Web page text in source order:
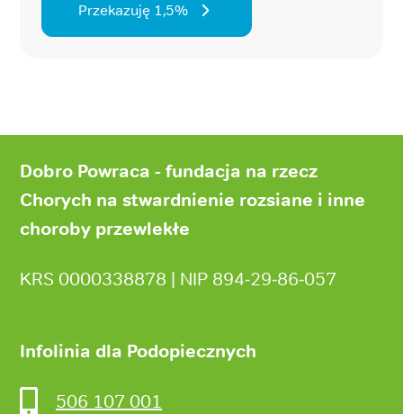
Przekazuję 1,5%
stronyDobro Powraca - fundacja na rzecz
Chorych na stwardnienie rozsiane i inne
choroby przewlekłe
KRS 0000338878 | NIP 894‑29‑86‑057
Infolinia dla Podopiecznych
506 107 001